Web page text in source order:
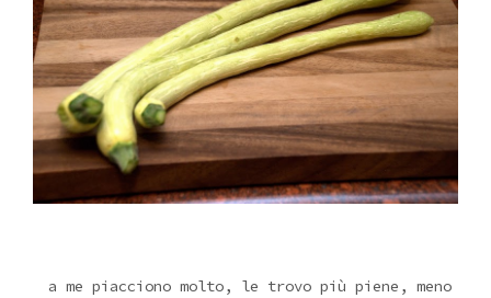
a me piacciono molto, le trovo più piene, meno